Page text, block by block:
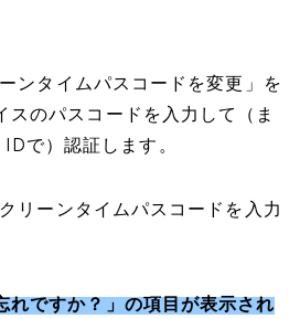
ンタイムパスコードを変更」を
スのパスコードを入力して（ま
で）認証します。
リーンタイムパスコードを入力
れですか？」の項目が表示され